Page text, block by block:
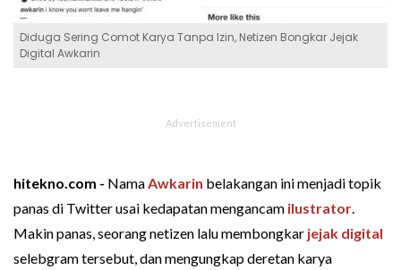
Diduga Sering Comot Karya Tanpa Izin, Netizen Bongkar Jejak
Digital Awkarin
hitekno.com - NamaAwkarin belakangan ini menjadi topik
panas di Twitter usai kedapatan mengancam ilustrator.
Makin panas, seorang netizen lalu membongkar jejak digital
selebgram tersebut, dan mengungkap deretan karya